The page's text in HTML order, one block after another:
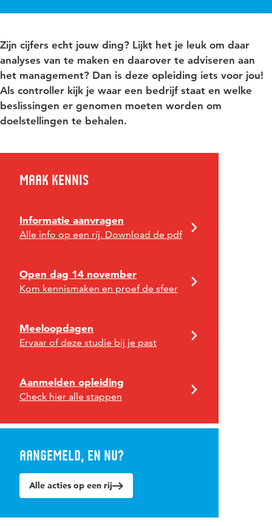
Zijn cijfers echt jouw ding? Lijkt het je leuk om daar
analyses van te maken en daarover te adviseren aan
het management? Dan is deze opleiding iets voor jou!
Als controller kijk je waar een bedrijf staat en welke
beslissingen er genomen moeten worden om
doelstellingen te behalen.
Maak kennis
Informatie aanvragen
Alle info op een rij. Download de pdf
Open dag 14 november
Kom kennismaken en proef de sfeer
Meeloopdagen
Ervaar of deze studie bij je past
Aanmelden opleiding
Check hier alle stappen
Aangemeld, en nu?
Alle acties op een rij